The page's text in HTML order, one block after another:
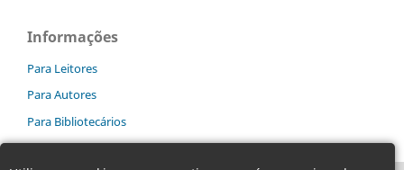
Informações
Para Leitores
Para Autores
Para Bibliotecários